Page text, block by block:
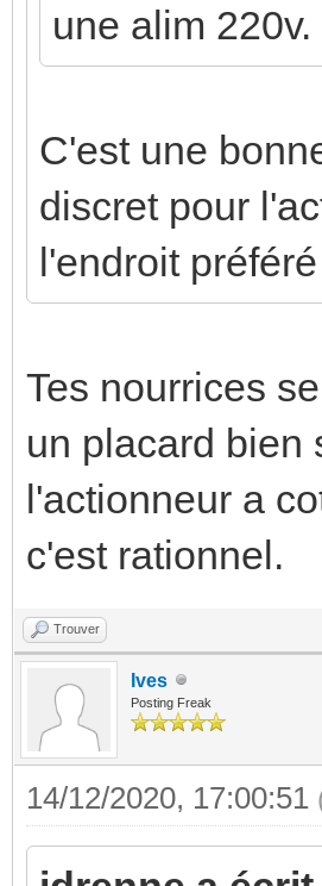
une alim 220v.
C'est une
discret pour
l'endroit
Tes nourrices
un placard bien
l'actionneur a
c'est rationnel.
Trouver
Ives
Posting Freak
14/12/2020, 17:00:51